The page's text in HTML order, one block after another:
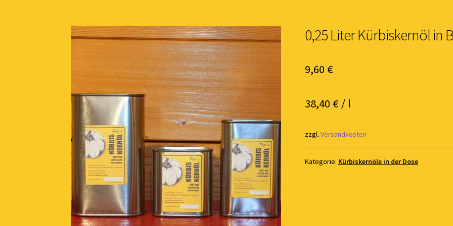
0,25 Liter Kürbiskernöl in
9,60 €
38,40 €/ l
zzgl. Versandkosten
Kategorie: Kürbiskernöle in der Dose